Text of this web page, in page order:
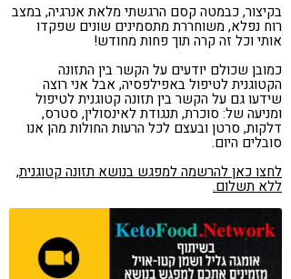
בקיצור, כבמטה קסם הרגשתי מלאת אנרגיה, במצב
רוח נפלא, משוחררת מתסמינים שונים שפקדו
אותי וכל זה קרה תוך פחות מחודש!
כמובן שכולם יודעים על הקשר בין התזונה
הקטוגנית לטיפול באפילפסיה, אבל אני רוצה
שידעו גם על הקשר בין תזונה קטוגנית לטיפול
ומניעה של: סוכרת, תנגודת לאינסולין, סטרס,
דלקות, סרטן ובעצם לכל הרעות החולות מהן אנו
סובלים היום.
לחצו כאן להרשמה למפגש בנושא תזונה קטוגנית,
ללא תשלום.